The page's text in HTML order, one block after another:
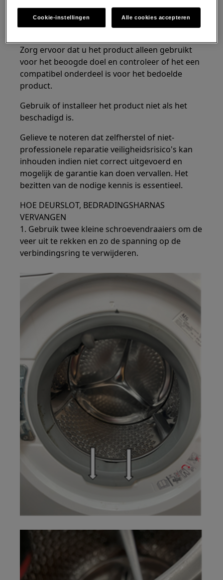
Achtergebleven water kan de elektronica
beschadigen als het apparaat op een van zijn
zijden wordt geplaatst.
Zorg ervoor dat u het product alleen gebruikt
voor het beoogde doel en controleer of het een
compatibel onderdeel is voor het bedoelde
product.
Gebruik of installeer het product niet als het
beschadigd is.
Gelieve te noteren dat zelfherstel of niet-
professionele reparatie veiligheidsrisico's kan
inhouden indien niet correct uitgevoerd en
mogelijk de garantie kan doen vervallen. Het
bezitten van de nodige kennis is essentieel.
HOE DEURSLOT, BEDRADINGSHARNAS
VERVANGEN
1. Gebruik twee kleine schroevendraaiers om de
veer uit te rekken en zo de spanning op de
verbindingsring te verwijderen.
Cookie-instellingen Alle cookies accepteren